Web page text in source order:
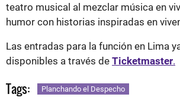
teatro musical al mezclar música en
humor con historias inspiradas en
Las entradas para la función en Lima
disponibles a través de Ticketmaster.
Tags: Planchando el Despecho